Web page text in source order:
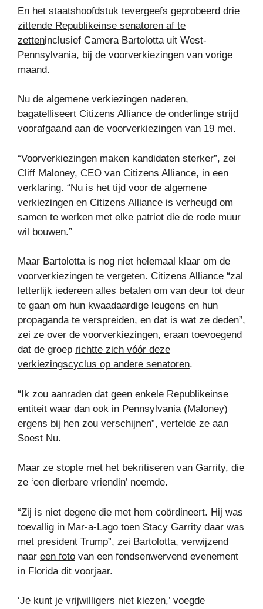
En het staatshoofdstuk tevergeefs geprobeerd drie
zittende Republikeinse senatoren af ​​te
zetteninclusief Camera Bartolotta uit West-
Pennsylvania, bij de voorverkiezingen van vorige
maand.
Nu de algemene verkiezingen naderen,
bagatelliseert Citizens Alliance de onderlinge strijd
voorafgaand aan de voorverkiezingen van 19 mei.
“Voorverkiezingen maken kandidaten sterker”, zei
Cliff Maloney, CEO van Citizens Alliance, in een
verklaring. “Nu is het tijd voor de algemene
verkiezingen en Citizens Alliance is verheugd om
samen te werken met elke patriot die de rode muur
wil bouwen.”
Maar Bartolotta is nog niet helemaal klaar om de
voorverkiezingen te vergeten. Citizens Alliance “zal
letterlijk iedereen alles betalen om van deur tot deur
te gaan om hun kwaadaardige leugens en hun
propaganda te verspreiden, en dat is wat ze deden”,
zei ze over de voorverkiezingen, eraan toevoegend
dat de groep richtte zich vóór deze
verkiezingscyclus op andere senatoren.
“Ik zou aanraden dat geen enkele Republikeinse
entiteit waar dan ook in Pennsylvania (Maloney)
ergens bij hen zou verschijnen”, vertelde ze aan
Soest Nu.
Maar ze stopte met het bekritiseren van Garrity, die
ze ‘een dierbare vriendin’ noemde.
“Zij is niet degene die met hem coördineert. Hij was
toevallig in Mar-a-Lago toen Stacy Garrity daar was
met president Trump”, zei Bartolotta, verwijzend
naar een foto van een fondsenwervend evenement
in Florida dit voorjaar.
‘Je kunt je vrijwilligers niet kiezen,’ voegde